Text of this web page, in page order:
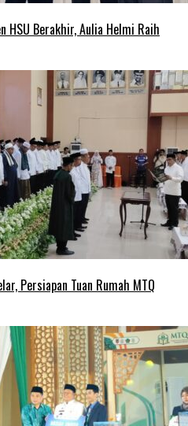
HSU Berakhir, Aulia Helmi Raih
Persiapan Tuan Rumah MTQ